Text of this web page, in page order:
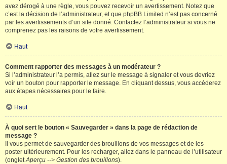
avez dérogé à une règle, vous pouvez recevoir un avertissement. Notez que
c’est la décision de l’administrateur, et que phpBB Limited n’est pas concerné
par les avertissements d’un site donné. Contactez l’administrateur si vous ne
comprenez pas les raisons de votre avertissement.
Haut
Comment rapporter des messages à un modérateur ?
Si l’administrateur l’a permis, allez sur le message à signaler et vous devriez
voir un bouton pour rapporter le message. En cliquant dessus, vous accéderez
aux étapes nécessaires pour le faire.
Haut
À quoi sert le bouton « Sauvegarder » dans la page de rédaction de
message ?
Il vous permet de sauvegarder des brouillons de vos messages et de les
poster ultérieurement. Pour les recharger, allez dans le panneau de l’utilisateur
(ongletAperçu --> Gestion des brouillons).